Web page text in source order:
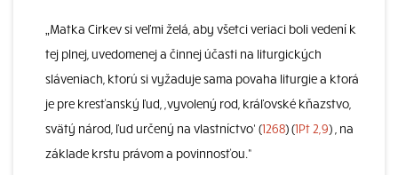
„Matka Cirkev si veľmi želá, aby všetci veriaci boli vedení k
tej plnej, uvedomenej a činnej účasti na liturgických
sláveniach, ktorú si vyžaduje sama povaha liturgie a ktorá
je pre kresťanský ľud, ,vyvolený rod, kráľovské kňazstvo,
svätý národ, ľud určený na vlastníctvo‘ (1268) (1Pt 2,9) , na
základe krstu právom a povinnosťou.“